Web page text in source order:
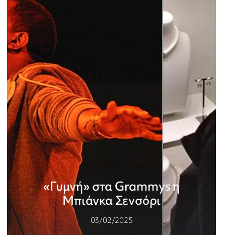
«Γυμνή» στα Grammys η
Μπιάνκα Σενσόρι
03/02/2025